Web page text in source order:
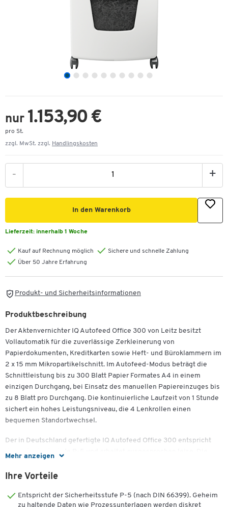
nur 1.153,90 €
pro St.
zzgl. MwSt. zzgl. Handlingskosten
- +
In den Warenkorb
Lieferzeit: innerhalb 1 Woche
Kauf auf Rechnung möglich
Sichere und schnelle Zahlung
Über 50 Jahre Erfahrung
Produkt- und Sicherheitsinformationen
Mehr anzeigen
Produktbeschreibung
Der Aktenvernichter IQ Autofeed Office 300 von Leitz besitzt
Vollautomatik für die zuverlässige Zerkleinerung von
Papierdokumenten, Kreditkarten sowie Heft- und Büroklammern im
2 x 15 mm Mikropartikelschnitt. Im Autofeed-Modus beträgt die
Schnittleistung bis zu 300 Blatt Papier Formates A4 in einem
einzigen Durchgang, bei Einsatz des manuellen Papiereinzuges bis
zu 8 Blatt pro Durchgang. Die kontinuierliche Laufzeit von 1 Stunde
sichert ein hohes Leistungsniveau, die 4 Lenkrollen einen
bequemen Standortwechsel.
Der in Deutschland gefertigte IQ Autofeed Office 300 entspricht
der Sicherheitsstufe P-5 und arbeitet ausgesprochen leise. Die
die Papierkammer kann mittels eines PIN-Codes gesperrt werden.
Zur Ausstattung zählt neben Anti-Papierstau-Technologie ein
energiesparender ECO-Schlafmodus. Besonders praktisch ist die
Ihre Vorteile
Entspricht der Sicherheitsstufe P-5 (nach DIN 66399). Geheim
zu haltende Daten wie Prozessunterlagen werden diskret